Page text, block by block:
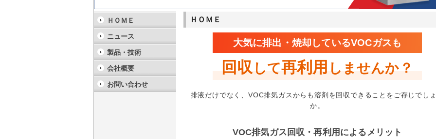
ＨＯＭＥ
大気に排出・焼却しているVOCガスも
回収 して再利用 しませんか？
排液だけでなく、VOC排気ガスからも溶剤を回収できることをご存じでし
か。
VOC排気ガス回収・再利用によるメリット
ＨＯＭＥ
ニュース
製品・技術
会社概要
お問い合わせ